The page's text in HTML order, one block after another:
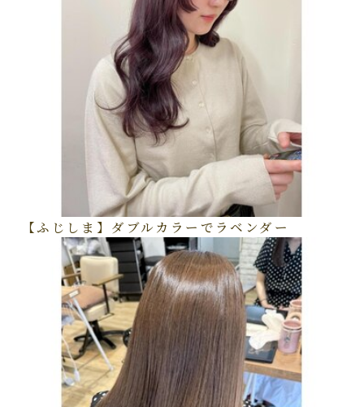
【ふじしま】ダブルカラーでラベンダー